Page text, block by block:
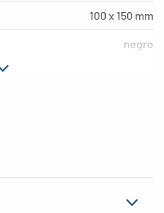
100 x 150 mm
negro